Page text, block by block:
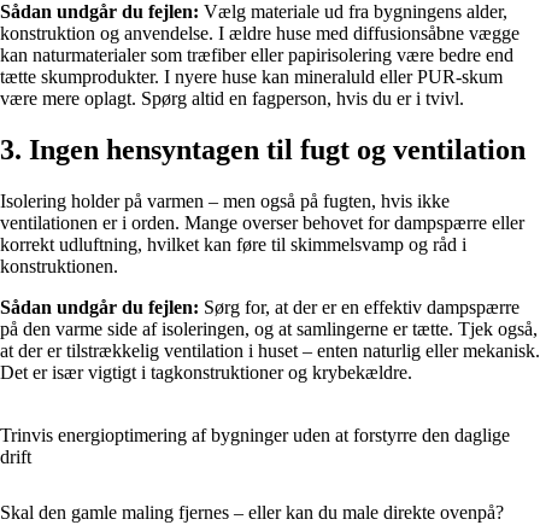
Sådan undgår du fejlen: Vælg materiale ud fra bygningens alder,
konstruktion og anvendelse. I ældre huse med diffusionsåbne vægge
kan naturmaterialer som træfiber eller papirisolering være bedre end
tætte skumprodukter. I nyere huse kan mineraluld eller PUR-skum
være mere oplagt. Spørg altid en fagperson, hvis du er i tvivl.
3. Ingen hensyntagen til fugt og ventilation
Isolering holder på varmen – men også på fugten, hvis ikke
ventilationen er i orden. Mange overser behovet for dampspærre eller
korrekt udluftning, hvilket kan føre til skimmelsvamp og råd i
konstruktionen.
Sådan undgår du fejlen: Sørg for, at der er en effektiv dampspærre
på den varme side af isoleringen, og at samlingerne er tætte. Tjek også,
at der er tilstrækkelig ventilation i huset – enten naturlig eller mekanisk.
Det er især vigtigt i tagkonstruktioner og krybekældre.
Trinvis energioptimering af bygninger uden at forstyrre den daglige
drift
Skal den gamle maling fjernes – eller kan du male direkte ovenpå?